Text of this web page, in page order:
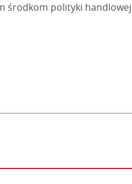
środkom polityki